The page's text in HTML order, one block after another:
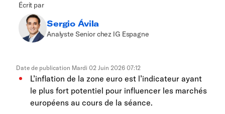
Écrit par
Sergio Ávila
Analyste Senior chez IG Espagne
Date de publication Mardi 02 Juin 2026 07:12
L’inflation de la zone euro est l’indicateur ayant
le plus fort potentiel pour influencer les marchés
européens au cours de la séance.